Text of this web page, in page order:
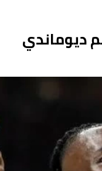
ديوماندي